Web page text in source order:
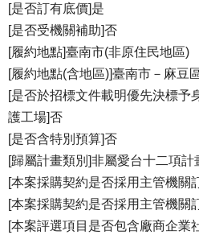
[是否訂有底價]是
[是否受機關補助]否
[履約地點]臺南市(非原住民地區)
[履約地點(含地區)]臺南市－麻豆
[是否於招標文件載明優先決標予
護工場]否
[是否含特別預算]否
[歸屬計畫類別]非屬愛台十二項計
[本案採購契約是否採用主管機關
[本案採購契約是否採用主管機關
[本案評選項目是否包含廠商企業